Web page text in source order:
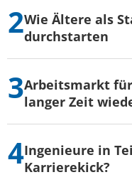
Wie Ältere als
durchstarten
Arbeitsmarkt
langer Zeit
Ingenieure in
Karrierekick?